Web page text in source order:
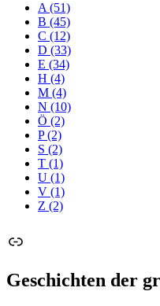
A (51)
B (45)
C (12)
D (33)
E (34)
H (4)
M (4)
N (10)
Ö (2)
P(2)
S (2)
T (1)
U (1)
V (1)
Z (2)
Link
Geschichten der